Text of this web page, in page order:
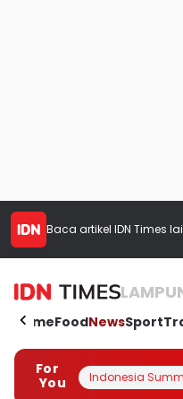
Baca artikel IDN Times
HomeFoodNewsSport
For
You
Indonesia